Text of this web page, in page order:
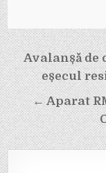
Navigare
în
articole
Avalanșă de
eșecul
← Aparat